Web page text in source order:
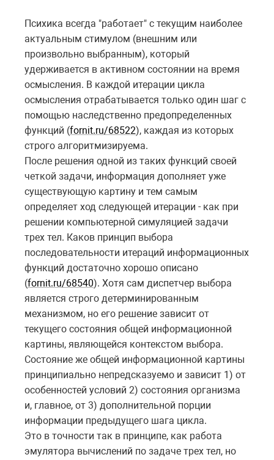
Психика всегда "работает" с текущим наиболее
актуальным стимулом (внешним или
произвольно выбранным), который
удерживается в активном состоянии на время
осмысления. В каждой итерации цикла
осмысления отрабатывается только один шаг с
помощью наследственно предопределенных
функций (fornit.ru/68522), каждая из которых
строго алгоритмизируема.
После решения одной из таких функций своей
четкой задачи, информация дополняет уже
существующую картину и тем самым
определяет ход следующей итерации - как при
решении компьютерной симуляцией задачи
трех тел. Каков принцип выбора
последовательности итераций информационных
функций достаточно хорошо описано
(fornit.ru/68540). Хотя сам диспетчер выбора
является строго детерминированным
механизмом, но его решение зависит от
текущего состояния общей информационной
картины, являющейся контекстом выбора.
Состояние же общей информационной картины
принципиально непредсказуемо и зависит 1) от
особенностей условий 2) состояния организма
и, главное, от 3) дополнительной порции
информации предыдущего шага цикла.
Это в точности так в принципе, как работа
эмулятора вычислений по задаче трех тел, но